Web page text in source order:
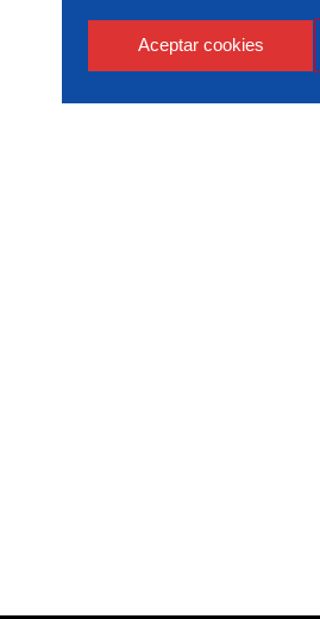
Aceptar cookies